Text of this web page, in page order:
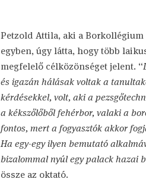
Petzold Attila, aki a
egyben, úgy látta, hogy több
megfelelő célközönséget jelent. “
és igazán hálásak voltak a
kérdésekkel, volt, aki a
a kékszőlőből fehérbor, valaki a
fontos, mert a fogyasztók akkor
Ha egy-egy ilyen bemutató
bizalommal nyúl egy palack hazai
össze az oktató.